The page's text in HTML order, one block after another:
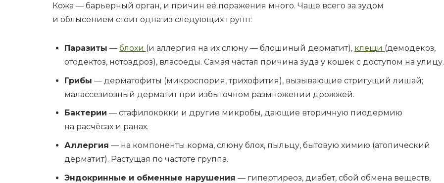
Кожа — барьерный орган, и причин её поражения много. Чаще всего за зудом
и облысением стоит одна из следующих групп:
Паразиты — блохи (и аллергия на их слюну — блошиный дерматит), клещи (демодекоз,
отодектоз, нотоэдроз), власоеды. Самая частая причина зуда у кошек с доступом на улицу.
Грибы — дерматофиты (микроспория, трихофития), вызывающие стригущий лишай;
малассезиозный дерматит при избыточном размножении дрожжей.
Бактерии — стафилококки и другие микробы, дающие вторичную пиодермию
на расчёсах и ранах.
Аллергия — на компоненты корма, слюну блох, пыльцу, бытовую химию (атопический
дерматит). Растущая по частоте группа.
Эндокринные и обменные нарушения — гипертиреоз, диабет, сбой обмена веществ,